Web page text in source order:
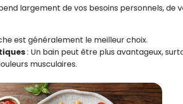
largement de vos besoins personnels, de
est généralement le meilleur choix.
: Un bain peut être plus avantageux,
musculaires.